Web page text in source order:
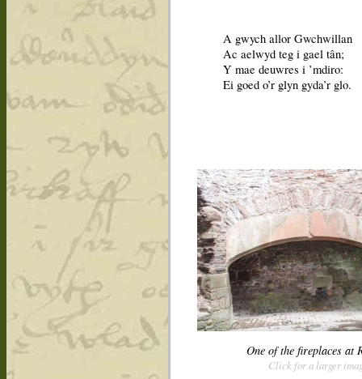
A gwych allor Gwchwillan
Ac aelwyd teg i gael tân;
Y mae deuwres i ’mdiro:
Ei goed o’r glyn gyda’r glo.
One of the fireplaces at
Click for a larger